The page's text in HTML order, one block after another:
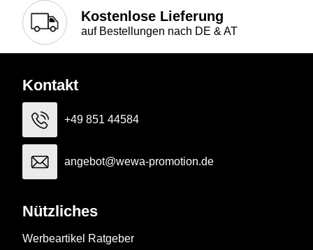
Kostenlose Lieferung
auf Bestellungen nach DE & AT
Kontakt
+49 851 44584
angebot@wewa-promotion.de
Nützliches
Werbeartikel Ratgeber